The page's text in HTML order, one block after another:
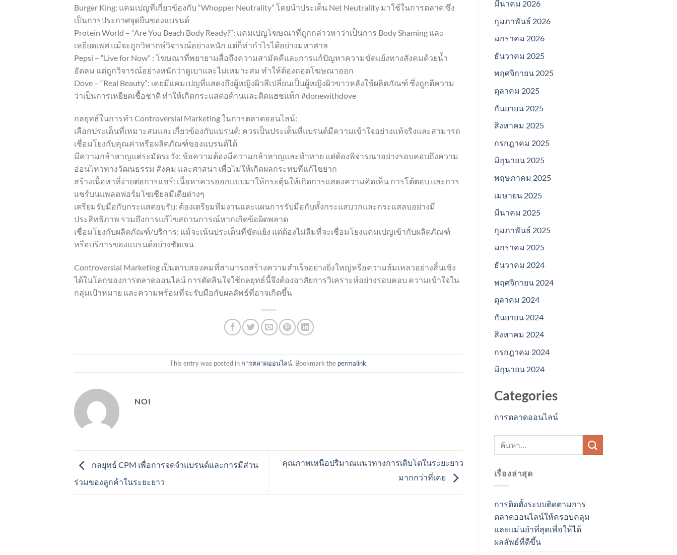
Burger King: แคมเปญที่เกี่ยวข้องกับ “Whopper Neutrality” โดยนำประเด็น Net Neutrality มาใช้ในการตลาด ซึ่ง
เป็นการประกาศจุดยืนของแบรนด์
Protein World – “Are You Beach Body Ready?”: แคมเปญโฆษณาที่ถูกกล่าวหาว่าเป็นการ Body Shaming และ
เหยียดเพศ แม้จะถูกวิพากษ์วิจารณ์อย่างหนัก แต่ก็ทำกำไรได้อย่างมหาศาล
Pepsi – “Live for Now” : โฆษณาที่พยายามสื่อถึงความสามัคคีและการแก้ปัญหาความขัดแย้งทางสังคมด้วยน้ำ
อัดลม แต่ถูกวิจารณ์อย่างหนักว่าดูเบาและไม่เหมาะสม ทำให้ต้องถอดโฆษณาออก
Dove – “Real Beauty”: เคยมีแคมเปญที่แสดงถึงผู้หญิงผิวสีเปลี่ยนเป็นผู้หญิงผิวขาวหลังใช้ผลิตภัณฑ์ ซึ่งถูกตีความ
ว่าเป็นการเหยียดเชื้อชาติ ทำให้เกิดกระแสต่อต้านและติดแฮชแท็ก #donewithdove
กลยุทธ์ในการทำ Controversial Marketing ในการตลาดออนไลน์:
เลือกประเด็นที่เหมาะสมและเกี่ยวข้องกับแบรนด์: ควรเป็นประเด็นที่แบรนด์มีความเข้าใจอย่างแท้จริงและสามารถ
เชื่อมโยงกับคุณค่าหรือผลิตภัณฑ์ของแบรนด์ได้
มีความกล้าหาญแต่ระมัดระวัง: ข้อความต้องมีความกล้าหาญและท้าทาย แต่ต้องพิจารณาอย่างรอบคอบถึงความ
อ่อนไหวทางวัฒนธรรม สังคม และศาสนา เพื่อไม่ให้เกิดผลกระทบที่แก้ไขยาก
สร้างเนื้อหาที่ง่ายต่อการแชร์: เนื้อหาควรออกแบบมาให้กระตุ้นให้เกิดการแสดงความคิดเห็น การโต้ตอบ และการ
แชร์บนแพลตฟอร์มโซเชียลมีเดียต่างๆ
เตรียมรับมือกับกระแสตอบรับ: ต้องเตรียมทีมงานและแผนการรับมือกับทั้งกระแสบวกและกระแสลบอย่างมี
ประสิทธิภาพ รวมถึงการแก้ไขสถานการณ์หากเกิดข้อผิดพลาด
เชื่อมโยงกับผลิตภัณฑ์/บริการ: แม้จะเน้นประเด็นที่ขัดแย้ง แต่ต้องไม่ลืมที่จะเชื่อมโยงแคมเปญเข้ากับผลิตภัณฑ์
หรือบริการของแบรนด์อย่างชัดเจน
Controversial Marketing เป็นดาบสองคมที่สามารถสร้างความสำเร็จอย่างยิ่งใหญ่หรือความล้มเหลวอย่างสิ้นเชิง
ได้ในโลกของการตลาดออนไลน์ การตัดสินใจใช้กลยุทธ์นี้จึงต้องอาศัยการวิเคราะห์อย่างรอบคอบ ความเข้าใจใน
กลุ่มเป้าหมาย และความพร้อมที่จะรับมือกับผลลัพธ์ที่อาจเกิดขึ้น
This entry was posted in การตลาดออนไลน์. Bookmark the permalink.
NOI
กลยุทธ์ CPM เพื่อการจดจำแบรนด์และการมีส่วน
ร่วมของลูกค้าในระยะยาว
คุณภาพเหนือปริมาณแนวทางการเติบโตในระยะยาว
มากกว่าที่เคย
มีนาคม 2026
กุมภาพันธ์ 2026
มกราคม 2026
ธันวาคม 2025
พฤศจิกายน 2025
ตุลาคม 2025
กันยายน 2025
สิงหาคม 2025
กรกฎาคม 2025
มิถุนายน 2025
พฤษภาคม 2025
เมษายน 2025
มีนาคม 2025
กุมภาพันธ์ 2025
มกราคม 2025
ธันวาคม 2024
พฤศจิกายน 2024
ตุลาคม 2024
กันยายน 2024
สิงหาคม 2024
กรกฎาคม 2024
มิถุนายน 2024
Categories
การตลาดออนไลน์
เรื่องล่าสุด
การติดตั้งระบบติดตามการ
ตลาดออนไลน์ให้ครอบคลุม
และแม่นยำที่สุดเพื่อให้ได้
ผลลัพธ์ที่ดีขึ้น